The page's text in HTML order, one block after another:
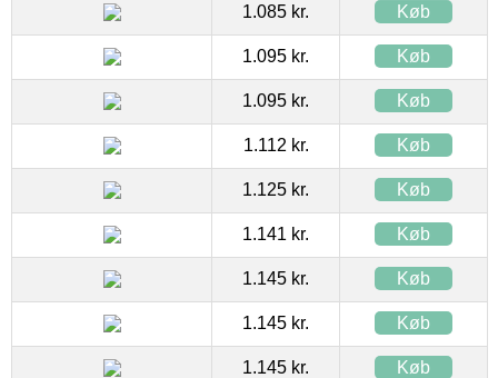
1.085 kr. Køb
1.095 kr. Køb
1.095 kr. Køb
1.112 kr. Køb
1.125 kr. Køb
1.141 kr. Køb
1.145 kr. Køb
1.145 kr. Køb
1.145 kr. Køb